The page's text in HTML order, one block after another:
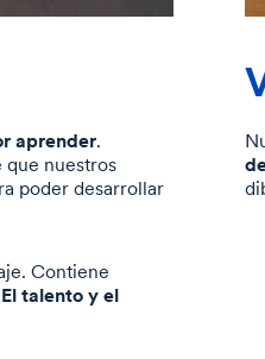
aprender.
que nuestros
poder desarrollar
Contiene
El talento y el